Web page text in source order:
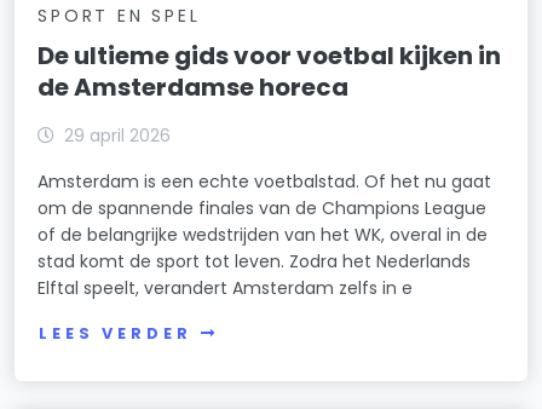
Reigersbos
Rijnbuurt
Schinkelbuurt
Sloten/Nieuw-Sloten
Sloterdijk Nieuw-West
Sloterdijk-West
SPORT EN SPEL
De ultieme gids voor voetbal kijken in
de Amsterdamse horeca
29 april 2026
Amsterdam is een echte voetbalstad. Of het nu gaat
om de spannende finales van de Champions League
of de belangrijke wedstrijden van het WK, overal in de
stad komt de sport tot leven. Zodra het Nederlands
Elftal speelt, verandert Amsterdam zelfs in e
LEES VERDER